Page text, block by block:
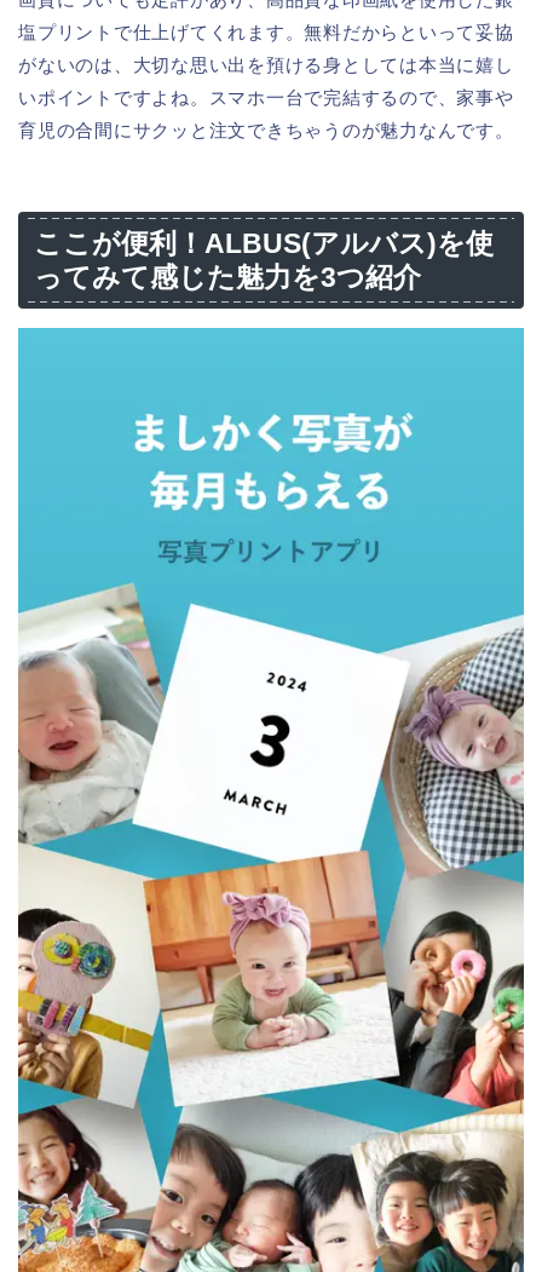
塩プリントで仕上げてくれます。無料だからといって妥協
がないのは、大切な思い出を預ける身としては本当に嬉し
いポイントですよね。スマホ一台で完結するので、家事や
育児の合間にサクッと注文できちゃうのが魅力なんです。
ここが便利！ALBUS(アルバス)を使
ってみて感じた魅力を3つ紹介